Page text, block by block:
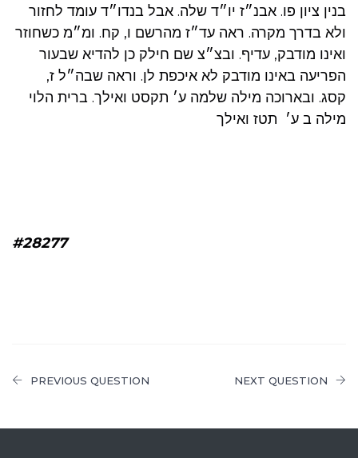
בנין ציון פו. אבנ״ז יו״ד שלה. אבל בנדו״ד עומד לחזור
ולא בדרך מקרה. ראה עד״ז מהרשם ו, קח. ומ״מ כשחוזר
ואינו מודבק, עדיף. ובצ״צ שם חילק כן להדיא שבעור
הפריעה באינו מודבק לא איכפת לן. וראה שבה״ל ז,
קסג. ובארוכה מילה שלמה ע׳ תקסט ואילך. ברית הלוי
מילה ב ע׳ תטז ואילך
#28277
PREVIOUS QUESTION NEXT QUESTION